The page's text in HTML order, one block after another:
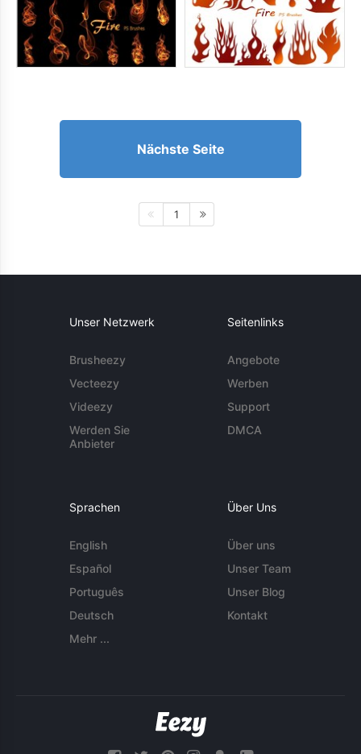
Nächste Seite
1
Unser Netzwerk
Brusheezy
Vecteezy
Videezy
Werden Sie
Anbieter
Seitenlinks
Angebote
Werben
Support
DMCA
Sprachen
English
Español
Português
Deutsch
Mehr ...
Über Uns
Über uns
Unser Team
Unser Blog
Kontakt